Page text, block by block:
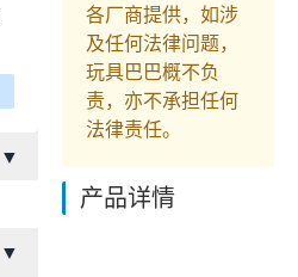
▼
▼
各厂商提供，如涉
及任何法律问题，
玩具巴巴概不负
责，亦不承担任何
法律责任。
产品详情